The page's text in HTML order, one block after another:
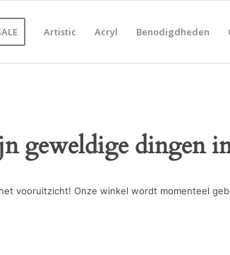
Artistic Acryl Benodigdheden
geweldige dingen
vooruitzicht! Onze winkel wordt momenteel